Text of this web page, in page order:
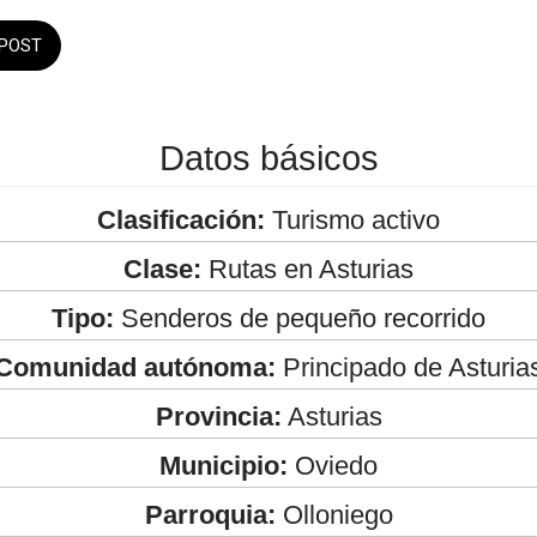
Datos básicos
Clasificación: Turismo activo
Clase: Rutas en Asturias
Tipo: Senderos de pequeño recorrido
autónoma: Principado de
Provincia: Asturias
Municipio: Oviedo
Parroquia: Olloniego